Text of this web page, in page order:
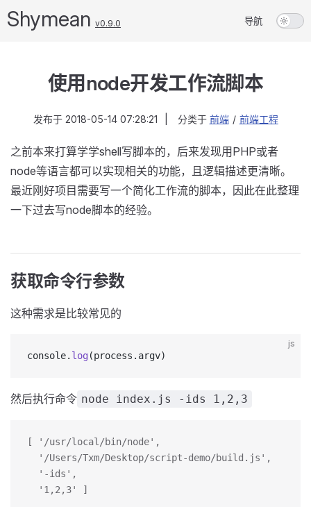
Shymean v0.9.0 导航
使用node开发工作流脚本
发布于 2018-05-14 07:28:21 分类于 前端 / 前端工程
之前本来打算学学shell写脚本的，后来发现用PHP或者
node等语言都可以实现相关的功能，且逻辑描述更清晰。
最近刚好项目需要写一个简化工作流的脚本，因此在此整理
一下过去写node脚本的经验。
获取命令行参数
这种需求是比较常见的
js
console. log (process.argv)
然后执行命令 node index.js -ids 1,2,3
[ '/usr/local/bin/node',
  '/Users/Txm/Desktop/script-demo/build.js',
  '-ids',
  '1,2,3' ]